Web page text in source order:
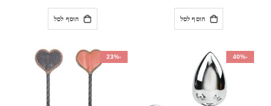
הוסף לסל הוסף לסל
-40%
-23%